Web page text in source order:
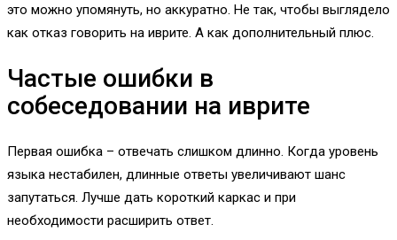
это можно упомянуть, но аккуратно. Не так, чтобы выглядело
как отказ говорить на иврите. А как дополнительный плюс.
Частые ошибки в
собеседовании на иврите
Первая ошибка – отвечать слишком длинно. Когда уровень
языка нестабилен, длинные ответы увеличивают шанс
запутаться. Лучше дать короткий каркас и при
необходимости расширить ответ.